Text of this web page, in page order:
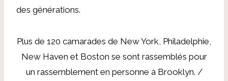
des générations.
Plus de 120 camarades de New York, Philadelphie,
New Haven et Boston se sont rassemblés pour
un rassemblement en personne à Brooklyn. /